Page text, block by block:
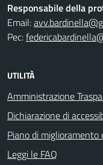
Responsabile della
Email:
Pec:
UTILITÀ
Amministrazione
Dichiarazione di
Piano di miglioramento
Leggi le FAQ